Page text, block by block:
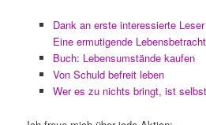
Dank an erste interessierte
Eine ermutigende
Buch: Lebensumstände kaufen
Von Schuld befreit leben
Wer es zu nichts bringt, ist